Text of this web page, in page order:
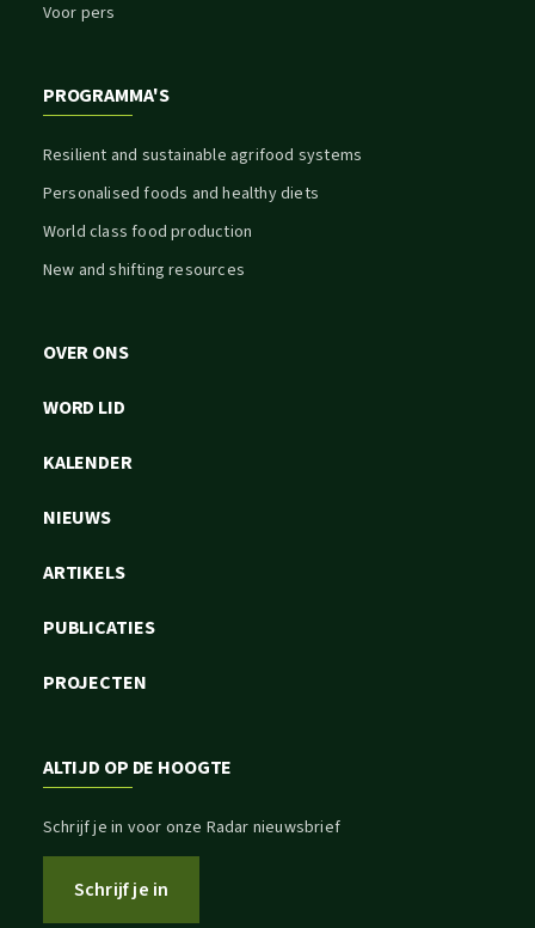
Voor pers
PROGRAMMA'S
Resilient and sustainable agrifood systems
Personalised foods and healthy diets
World class food production
New and shifting resources
OVER ONS
WORD LID
KALENDER
NIEUWS
ARTIKELS
PUBLICATIES
PROJECTEN
ALTIJD OP DE HOOGTE
Schrijf je in voor onze Radar nieuwsbrief
Schrijf je in